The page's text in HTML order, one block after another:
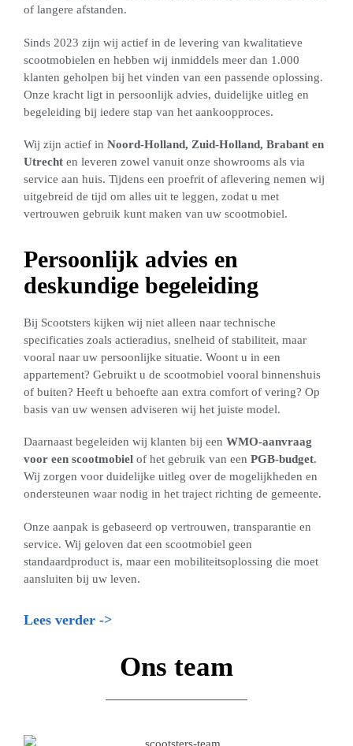
of langere afstanden.
Sinds 2023 zijn wij actief in de levering van kwalitatieve
scootmobielen en hebben wij inmiddels meer dan 1.000
klanten geholpen bij het vinden van een passende oplossing.
Onze kracht ligt in persoonlijk advies, duidelijke uitleg en
begeleiding bij iedere stap van het aankoopproces.
Wij zijn actief in Noord-Holland, Zuid-Holland, Brabant en
Utrecht en leveren zowel vanuit onze showrooms als via
service aan huis. Tijdens een proefrit of aflevering nemen wij
uitgebreid de tijd om alles uit te leggen, zodat u met
vertrouwen gebruik kunt maken van uw scootmobiel.
Persoonlijk advies en
deskundige begeleiding
Bij Scootsters kijken wij niet alleen naar technische
specificaties zoals actieradius, snelheid of stabiliteit, maar
vooral naar uw persoonlijke situatie. Woont u in een
appartement? Gebruikt u de scootmobiel vooral binnenshuis
of buiten? Heeft u behoefte aan extra comfort of vering? Op
basis van uw wensen adviseren wij het juiste model.
Daarnaast begeleiden wij klanten bij een WMO-aanvraag
voor een scootmobiel of het gebruik van een PGB-budget.
Wij zorgen voor duidelijke uitleg over de mogelijkheden en
ondersteunen waar nodig in het traject richting de gemeente.
Onze aanpak is gebaseerd op vertrouwen, transparantie en
service. Wij geloven dat een scootmobiel geen
standaardproduct is, maar een mobiliteitsoplossing die moet
aansluiten bij uw leven.
Lees verder ->
Ons team